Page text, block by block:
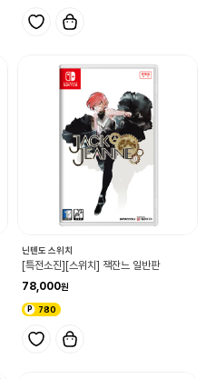
닌텐도 스위치
[특전소진][스위치] 잭잔느 일반판
78,000
780